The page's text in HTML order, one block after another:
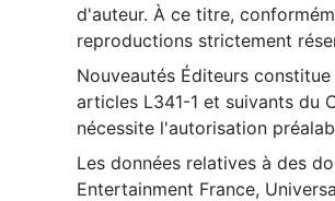
d'auteur. À ce titre,
reproductions strictement
Nouveautés Éditeurs
articles L341-1 et suivants du
nécessite l'autorisation
Les données relatives à des
Entertainment France,